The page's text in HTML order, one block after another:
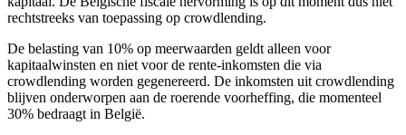
rechtstreeks van toepassing op crowdlending.
De belasting van 10% op meerwaarden geldt alleen voor
kapitaalwinsten en niet voor de rente-inkomsten die via
crowdlending worden gegenereerd. De inkomsten uit crowdlending
blijven onderworpen aan de roerende voorheffing, die momenteel
30% bedraagt in België.